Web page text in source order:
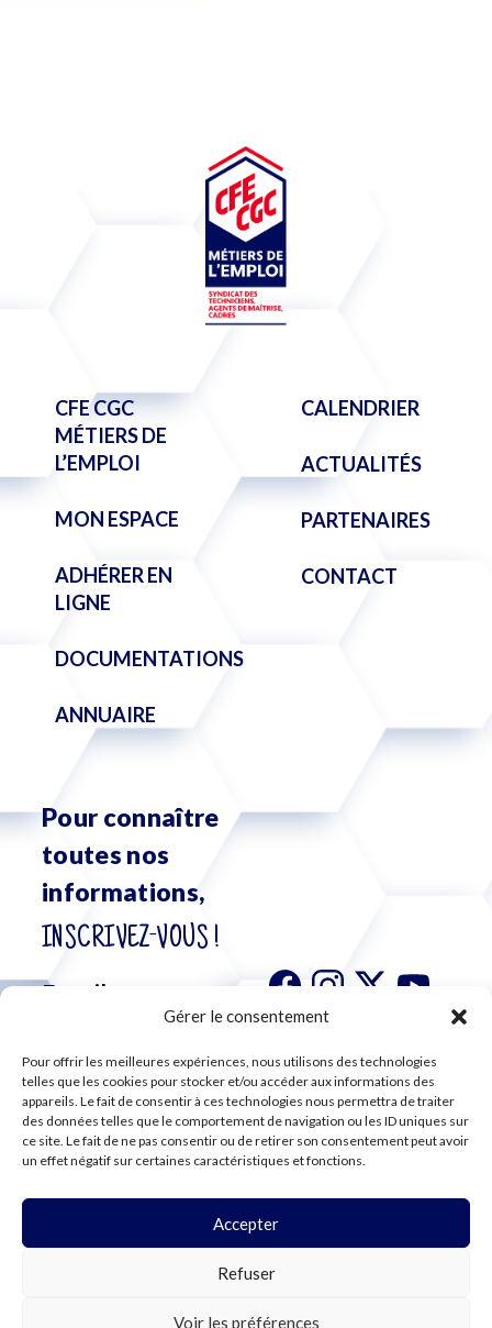
Gérer le consentement
Pour offrir les meilleures expériences, nous utilisons des technologies
telles que les cookies pour stocker et/ou accéder aux informations des
appareils. Le fait de consentir à ces technologies nous permettra de traiter
des données telles que le comportement de navigation ou les ID uniques sur
ce site. Le fait de ne pas consentir ou de retirer son consentement peut avoir
un effet négatif sur certaines caractéristiques et fonctions.
Accepter
Refuser
Voir les préférences
CFE CGC
MÉTIERS DE
L’EMPLOI
MON ESPACE
ADHÉRER EN
LIGNE
DOCUMENTATIONS
ANNUAIRE
CALENDRIER
ACTUALITÉS
PARTENAIRES
CONTACT
Pour connaître
toutes nos
informations,
INSCRIVEZ-VOUS !
S'abonner à
notre
newsletter